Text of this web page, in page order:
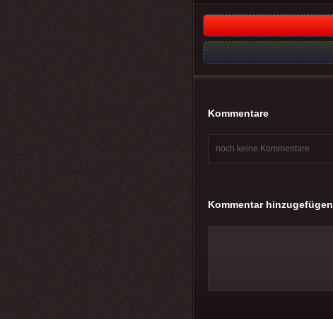
Kommentare
noch keine Kommentare
Kommentar hinzugefügen